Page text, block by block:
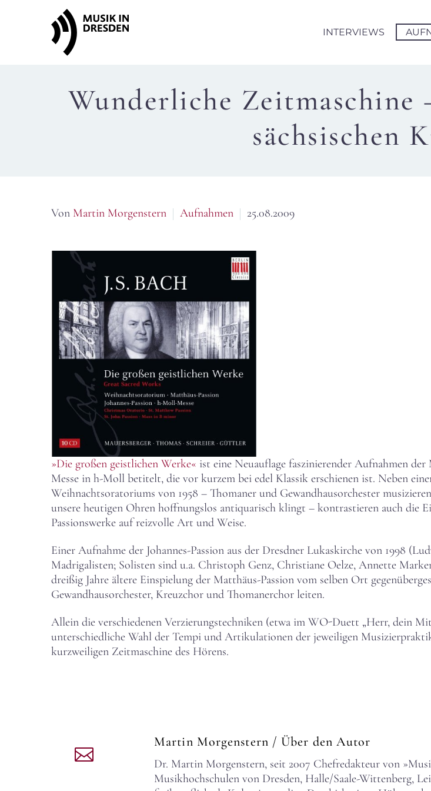
INTERVIEWS
Wunderliche
sächsischen
Von Martin Morgenstern Aufnahmen 25.08.2009
»Die großen geistlichen Werke« ist eine Neuauflage faszinierender Aufnahmen
Messe in h-Moll betitelt, die vor kurzem bei edel Klassik erschienen ist. Neben
Weihnachtsoratoriums von 1958 – Thomaner und Gewandhausorchester
unsere heutigen Ohren hoffnungslos antiquarisch klingt – kontrastieren auch die
Passionswerke auf reizvolle Art und Weise.
Einer Aufnahme der Johannes-Passion aus der Dresdner Lukaskirche von 1998
Madrigalisten; Solisten sind u.a. Christoph Genz, Christiane Oelze, Annette
dreißig Jahre ältere Einspielung der Matthäus-Passion vom selben Ort
Gewandhausorchester, Kreuzchor und Thomanerchor leiten.
Allein die verschiedenen Verzierungstechniken (etwa im WO-Duett „Herr, dein
unterschiedliche Wahl der Tempi und Artikulationen der jeweiligen
kurzweiligen Zeitmaschine des Hörens.
Martin Morgenstern / Über den Autor
Dr. Martin Morgenstern, seit 2007 Chefredakteur von
Musikhochschulen von Dresden, Halle/Saale-Wittenberg,